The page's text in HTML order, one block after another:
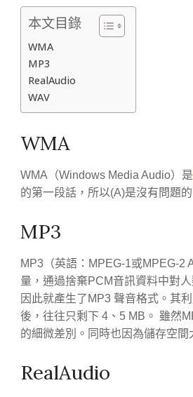
本文目錄
WMA
MP3
RealAudio
WAV
WMA
WMA（Windows Media Audio）是
的第一段話，所以(A)是沒有問題的
MP3
MP3（英語：MPEG-1或MPEG-2
量，通過捨棄PCM音訊資料中對
因此就產生了MP3 聲音格式。其
後，往往只剩下 4、5 MB。 雖然
的細微差別。同時也因為儲存空間
RealAudio